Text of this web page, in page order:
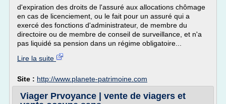
d'expiration des droits de l'assuré aux allocations chômage
en cas de licenciement, ou le fait pour un assuré qui a
exercé des fonctions d'administrateur, de membre du
directoire ou de membre de conseil de surveillance, et n'a
pas liquidé sa pension dans un régime obligatoire...
Lire la suite
Site : http://www.planete-patrimoine.com
Viager Prvoyance | vente de viagers et